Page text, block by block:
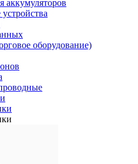
аккумуляторов
оборудование)